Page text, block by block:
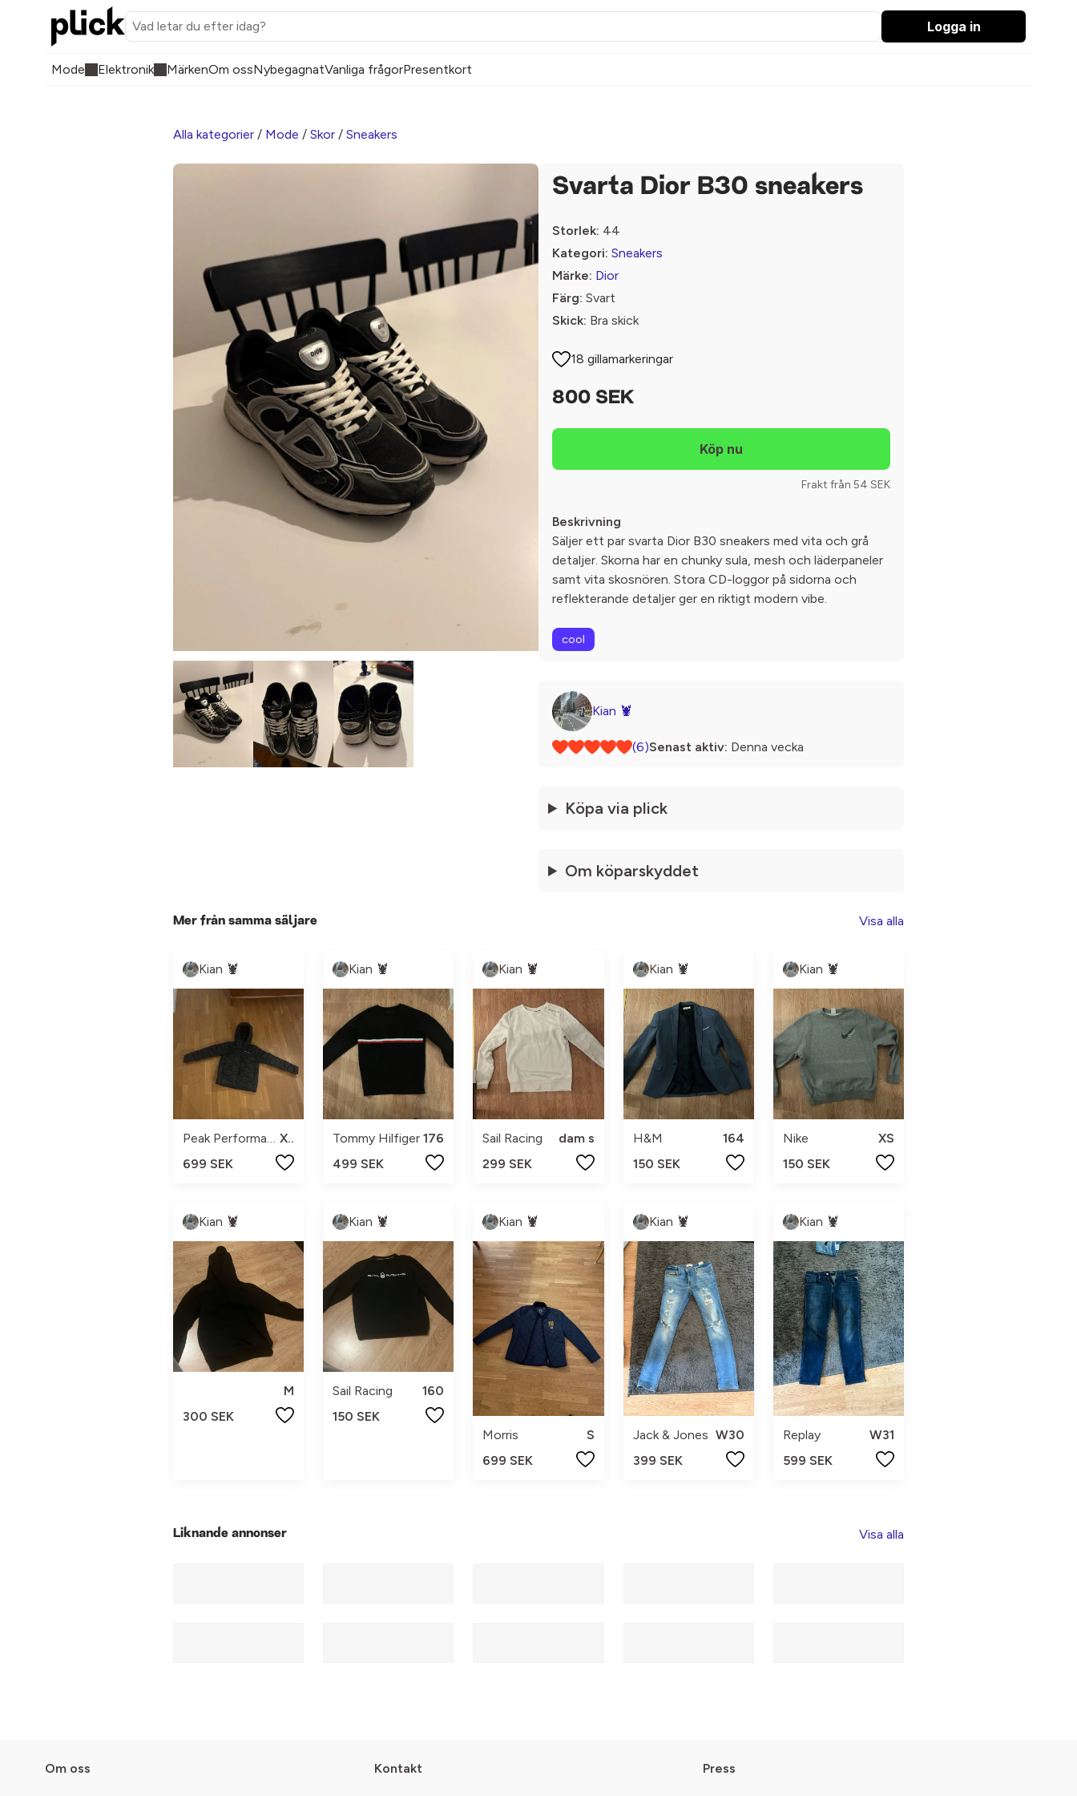
Logga in
Mode Elektronik MärkenOm ossNybegagnatVanliga frågorPresentkort
Alla kategorier / Mode / Skor / Sneakers
Svarta Dior B30 sneakers
Storlek: 44
Kategori: Sneakers
Märke: Dior
Färg: Svart
Skick: Bra skick
18 gillamarkeringar
800 SEK
Frakt från 54 SEK
Beskrivning
Säljer ett par svarta Dior B30 sneakers med vita och grå
detaljer. Skorna har en chunky sula, mesh och läderpaneler
samt vita skosnören. Stora CD-loggor på sidorna och
reflekterande detaljer ger en riktigt modern vibe.
cool
Kian 🦞
(6)Senast aktiv: Denna vecka
Köpa via plick
Om köparskyddet
Mer från samma säljare Visa alla
Kian 🦞
Peak Performance
XS
699 SEK
Kian 🦞
Tommy Hilfiger 176
499 SEK
Kian 🦞
Sail Racing
dam s
299 SEK
Kian 🦞
H&M
164
150 SEK
Kian 🦞
Nike
XS
150 SEK
Kian 🦞
M
300 SEK
Kian 🦞
Sail Racing
160
150 SEK
Kian 🦞
Morris
S
699 SEK
Kian 🦞
Jack & Jones W30
399 SEK
Kian 🦞
Replay
W31
599 SEK
Liknande annonser Visa alla
Om oss Kontakt Press